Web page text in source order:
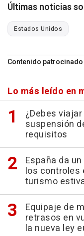
Últimas noticias
Estados Unidos
Contenido patrocinado
Lo más leído en
¿Debes
suspensión
requisitos
España da
los controles
turismo
Equipaje de
retrasos en
la nueva ley